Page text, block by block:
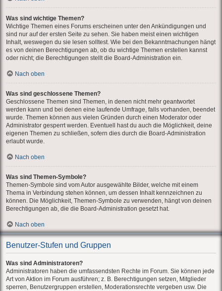
Was sind wichtige Themen?
Wichtige Themen eines Forums erscheinen unter den Ankündigungen und
sind nur auf der ersten Seite zu sehen. Sie haben meist einen wichtigen
Inhalt, weswegen du sie lesen solltest. Wie bei den Bekanntmachungen hängt
es von deinen Berechtigungen ab, ob du wichtige Themen erstellen kannst
oder nicht; die Berechtigungen stellt die Board-Administration ein.
Nach oben
Was sind geschlossene Themen?
Geschlossene Themen sind Themen, in denen nicht mehr geantwortet
werden kann und bei denen eine laufende Umfrage, falls vorhanden, beendet
wurde. Themen können aus vielen Gründen durch einen Moderator oder
Administrator gesperrt werden. Eventuell hast du auch die Möglichkeit, deine
eigenen Themen zu schließen, sofern dies durch die Board-Administration
erlaubt wurde.
Nach oben
Was sind Themen-Symbole?
Themen-Symbole sind vom Autor ausgewählte Bilder, welche mit einem
Thema in Verbindung stehen können, um dessen Inhalt kennzeichnen zu
können. Die Möglichkeit, Themen-Symbole zu verwenden, hängt von deinen
Berechtigungen ab, die die Board-Administration gesetzt hat.
Nach oben
Benutzer-Stufen und Gruppen
Was sind Administratoren?
Administratoren haben die umfassendsten Rechte im Forum. Sie können jede
Art von Aktion im Forum ausführen; z. B. Berechtigungen setzen, Mitglieder
sperren, Benutzergruppen erstellen, Moderationsrechte vergeben usw. Die